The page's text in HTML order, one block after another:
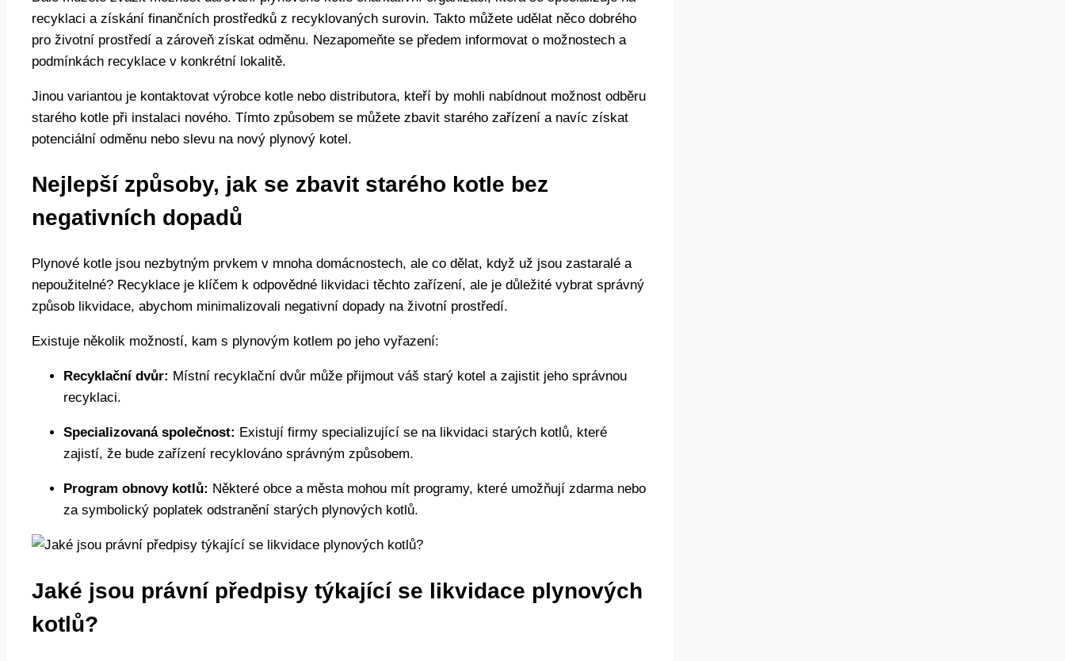
recyklaci a získání finančních prostředků z recyklovaných surovin. Takto můžete udělat něco dobrého
pro životní prostředí a zároveň získat odměnu. Nezapomeňte se předem informovat o možnostech a
podmínkách recyklace v konkrétní lokalitě.
Jinou variantou je kontaktovat výrobce kotle nebo distributora, kteří by mohli nabídnout možnost odběru
starého kotle při instalaci nového. Tímto způsobem se můžete zbavit starého zařízení a navíc získat
potenciální odměnu nebo slevu na nový plynový kotel.
Nejlepší způsoby, jak se zbavit starého kotle bez
negativních dopadů
Plynové kotle jsou nezbytným prvkem v mnoha domácnostech, ale co dělat, když už jsou zastaralé a
nepoužitelné? Recyklace je klíčem k odpovědné likvidaci těchto zařízení, ale je důležité vybrat správný
způsob likvidace, abychom minimalizovali negativní dopady na životní prostředí.
Existuje několik možností, kam s plynovým kotlem po jeho vyřazení:
Recyklační dvůr: Místní recyklační dvůr může přijmout váš starý kotel a zajistit jeho správnou
recyklaci.
Specializovaná společnost: Existují firmy specializující se na likvidaci starých kotlů, které
zajistí, že bude zařízení recyklováno správným způsobem.
Program obnovy kotlů: Některé obce a města mohou mít programy, které umožňují zdarma nebo
za symbolický poplatek odstranění starých plynových kotlů.
Jaké jsou právní předpisy týkající se likvidace plynových
kotlů?